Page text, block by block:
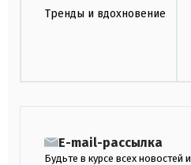
Тренды и вдохновение
E-mail-рассылка
Будьте в курсе всех новостей и